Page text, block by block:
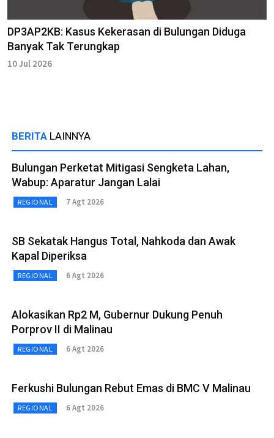
DP3AP2KB: Kasus Kekerasan di Bulungan Diduga
Banyak Tak Terungkap
10 Jul 2026
BERITA LAINNYA
Bulungan Perketat Mitigasi Sengketa Lahan,
Wabup: Aparatur Jangan Lalai
REGIONAL 7 Agt 2026
SB Sekatak Hangus Total, Nahkoda dan Awak
Kapal Diperiksa
REGIONAL 6 Agt 2026
Alokasikan Rp2 M, Gubernur Dukung Penuh
Porprov II di Malinau
REGIONAL 6 Agt 2026
Ferkushi Bulungan Rebut Emas di BMC V Malinau
REGIONAL 6 Agt 2026